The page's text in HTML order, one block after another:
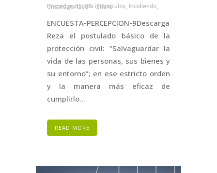
Posted at 05:44h inArtículos, Incidiendo,
Uncategorized Share
ENCUESTA-PERCEPCION-9Descarga
Reza el postulado básico de la
protección civil: “Salvaguardar la
vida de las personas, sus bienes y
su entorno”; en ese estricto orden
y la manera más eficaz de
cumplirlo...
READ MORE